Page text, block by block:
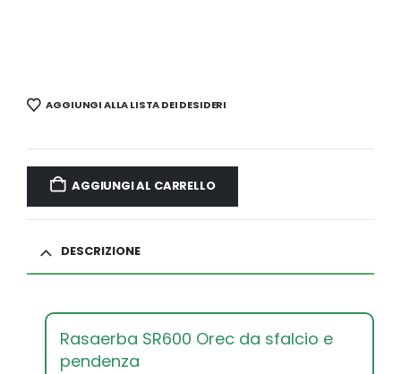
AGGIUNGI ALLA LISTA DEI DESIDERI
AGGIUNGI AL CARRELLO
DESCRIZIONE
Rasaerba SR600 Orec da sfalcio e
pendenza